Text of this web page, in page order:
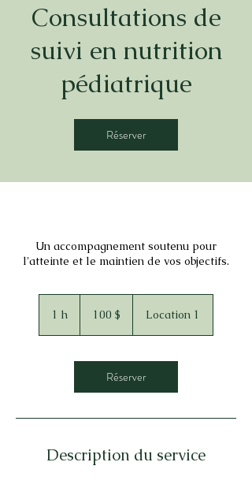
Consultations de
suivi en nutrition
pédiatrique
Réserver
Un accompagnement soutenu pour
l'atteinte et le maintien de vos objectifs.
1 h 100 $ Location 1
Réserver
Description du service